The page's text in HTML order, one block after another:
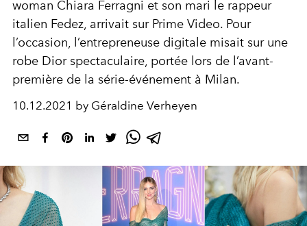
woman Chiara Ferragni et son mari le rappeur
italien Fedez, arrivait sur Prime Video. Pour
l’occasion, l’entrepreneuse digitale misait sur une
robe Dior spectaculaire, portée lors de l’avant-
première de la série-événement à Milan.
10.12.2021 by Géraldine Verheyen